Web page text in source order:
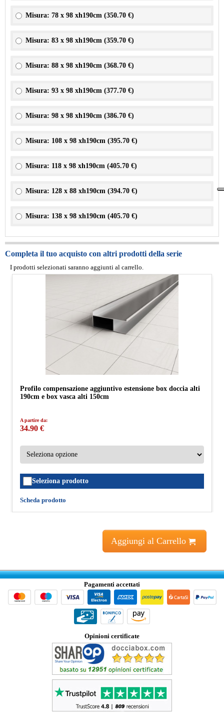
Misura: 78 x 98 xh190cm (350.70 €)
Misura: 83 x 98 xh190cm (359.70 €)
Misura: 88 x 98 xh190cm (368.70 €)
Misura: 93 x 98 xh190cm (377.70 €)
Misura: 98 x 98 xh190cm (386.70 €)
Misura: 108 x 98 xh190cm (395.70 €)
Misura: 118 x 98 xh190cm (405.70 €)
Misura: 128 x 88 xh190cm (394.70 €)
Misura: 138 x 98 xh190cm (405.70 €)
Completa il tuo acquisto con altri prodotti della serie
I prodotti selezionati saranno aggiunti al carrello.
Profilo compensazione aggiuntivo estensione box doccia alti
190cm e box vasca alti 150cm
A partire da:
34.90 €
Seleziona prodotto
Scheda prodotto
Aggiungi al Carrello
Pagamenti accettati
Opinioni certificate